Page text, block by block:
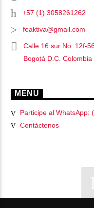
+57 (1) 3058261262
feaktiva@gmail.com
Calle 16 sur No. 12f-
Bogotá D.C. Colombia
MENU
Participe al WhatsApp:
Contáctenos